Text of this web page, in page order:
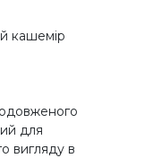
кашемір
для
вигляду в